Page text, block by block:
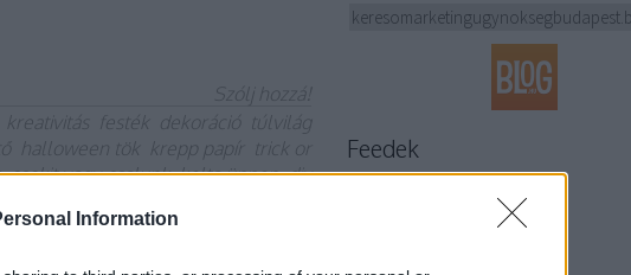
Information
Szólj hozzá!
kreativitás festék dekoráció
túlvilág
halloween tök krepp papír
trick or
csokit vagy csalunk kelta ünnep diy
Feedek
kommentek